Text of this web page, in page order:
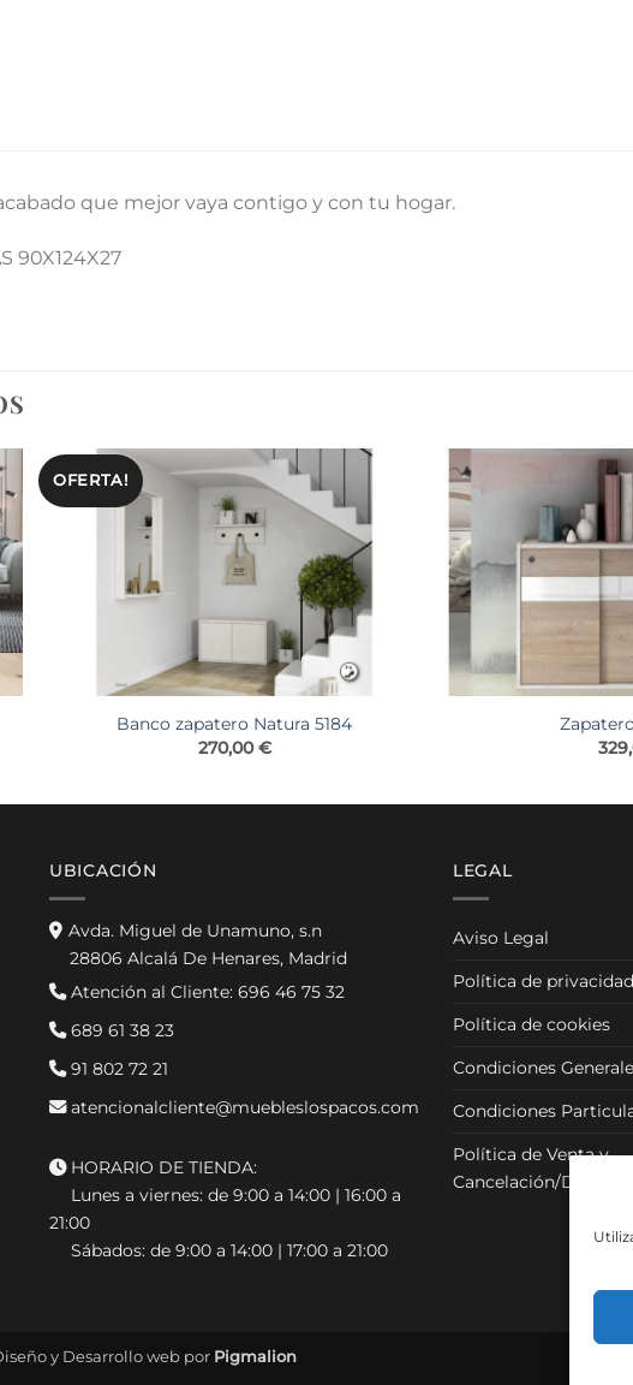
que mejor vaya contigo y con tu hogar.
90X124X27
OFERTA!
Banco zapatero Natura 5184
270,00€
UBICACIÓN
Avda. Miguel de Unamuno, s.n
28806 Alcalá De Henares, Madrid
Atención al Cliente: 696 46 75 32
689 61 38 23
91 802 72 21
atencionalcliente@muebleslospacos.com
HORARIO DE TIENDA:
Lunes a viernes: de 9:00 a 14:00 | 16:00 a
21:00
Sábados: de 9:00 a 14:00 | 17:00 a 21:00
LEGAL
Aviso Legal
Política de privacidad
Política de cookies
Condiciones
Condiciones
Política de Venta y
Cancelación/
y Desarrollo web por Pigmalion